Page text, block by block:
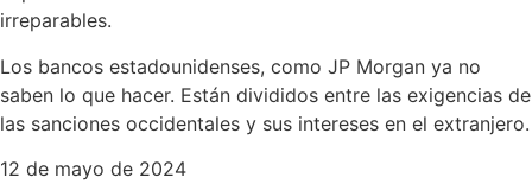
irreparables.
Los bancos estadounidenses, como JP Morgan ya no
saben lo que hacer. Están divididos entre las exigencias de
las sanciones occidentales y sus intereses en el extranjero.
12 de mayo de 2024